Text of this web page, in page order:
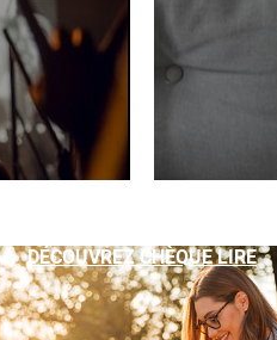
DÉCOUVREZ CHÈQUE LIRE